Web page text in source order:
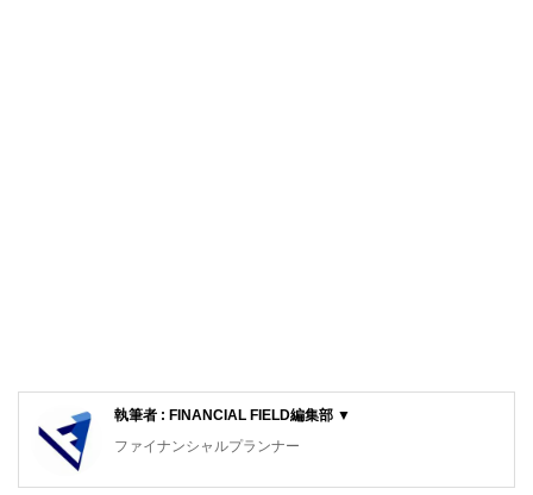
執筆者 : FINANCIAL FIELD編集部 ▼
ファイナンシャルプランナー
FinancialField編集部は、金融、経済に関する記事を、日々